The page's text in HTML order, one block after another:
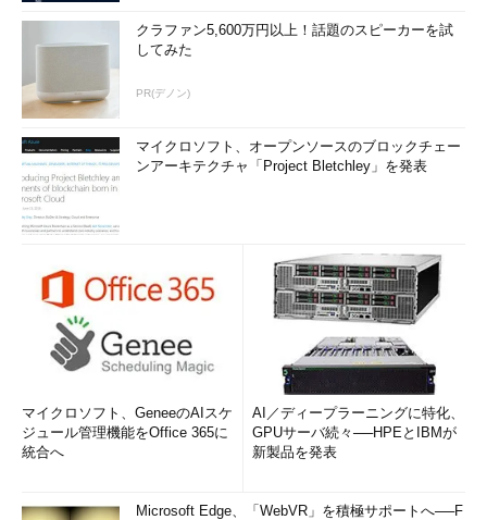
クラファン5,600万円以上！話題のスピーカーを試
してみた
PR(デノン)
マイクロソフト、オープンソースのブロックチェー
ンアーキテクチャ「Project Bletchley」を発表
マイクロソフト、GeneeのAIスケ
ジュール管理機能をOffice 365に
統合へ
AI／ディープラーニングに特化、
GPUサーバ続々──HPEとIBMが
新製品を発表
Microsoft Edge、「WebVR」を積極サポートへ──F